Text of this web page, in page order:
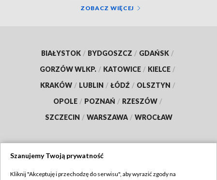
ZOBACZ WIĘCEJ
BIAŁYSTOK / BYDGOSZCZ / GDAŃSK /
GORZÓW WLKP. / KATOWICE / KIELCE /
KRAKÓW / LUBLIN / ŁÓDŹ / OLSZTYN /
OPOLE / POZNAŃ / RZESZÓW /
SZCZECIN / WARSZAWA / WROCŁAW
Szanujemy Twoją prywatność
Kliknij "Akceptuję i przechodzę do serwisu", aby wyrazić zgody na